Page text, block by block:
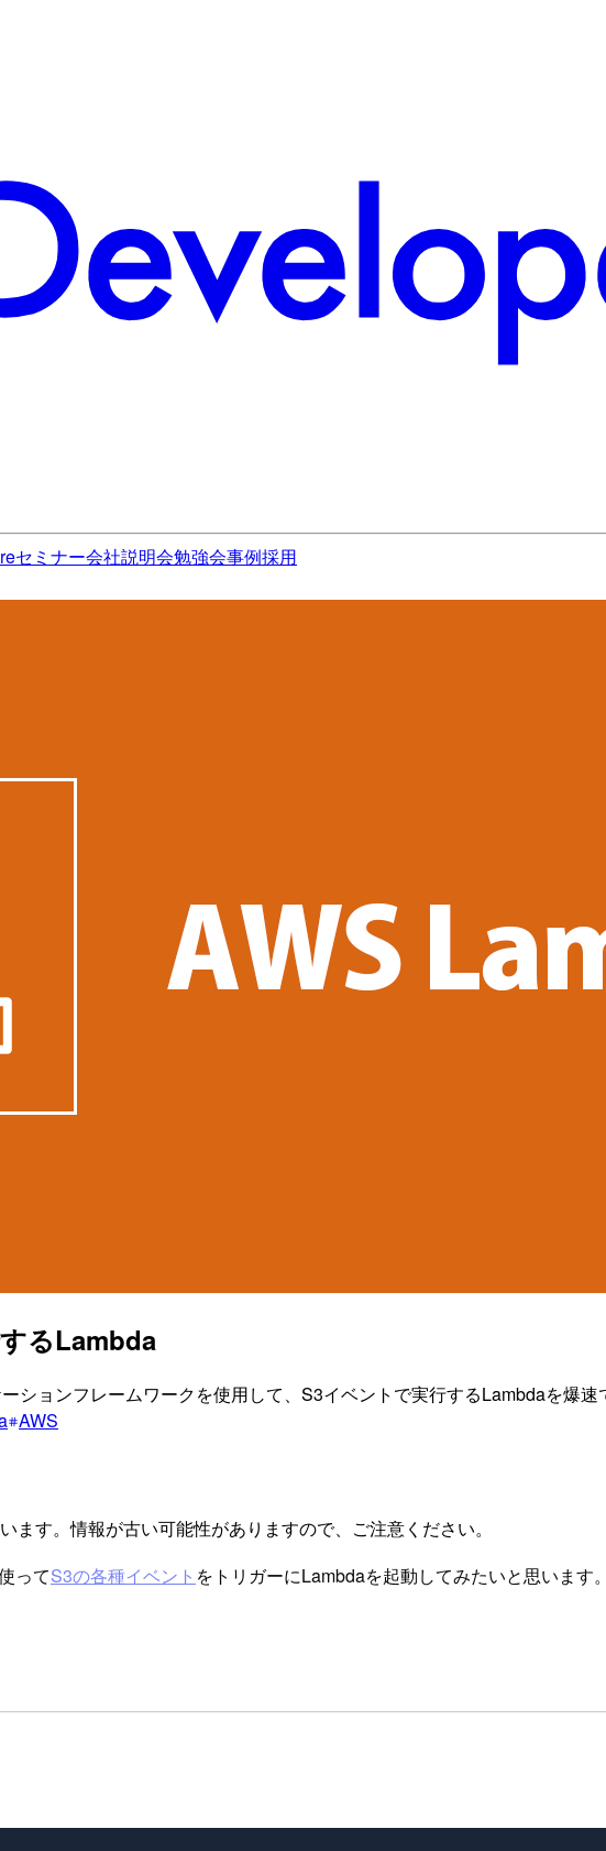
セミナー会社説明会勉強会事例採用
るLambda
ションフレームワークを使用して、S3イベントで実行するLambdaを爆速
AWS
ます。情報が古い可能性がありますので、ご注意ください。
ってS3の各種イベント をトリガーにLambdaを起動してみたいと思います